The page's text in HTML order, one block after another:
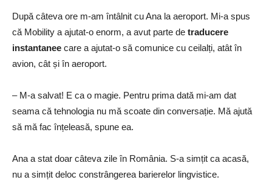
După câteva ore m-am întâlnit cu Ana la aeroport. Mi-a spus
că Mobility a ajutat-o enorm, a avut parte de traducere
instantanee care a ajutat-o să comunice cu ceilalți, atât în
avion, cât și în aeroport.
– M-a salvat! E ca o magie. Pentru prima dată mi-am dat
seama că tehnologia nu mă scoate din conversație. Mă ajută
să mă fac înțeleasă, spune ea.
Ana a stat doar câteva zile în România. S-a simțit ca acasă,
nu a simțit deloc constrângerea barierelor lingvistice.